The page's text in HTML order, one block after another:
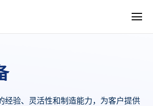
经验、灵活性和制造能力，为客户提供